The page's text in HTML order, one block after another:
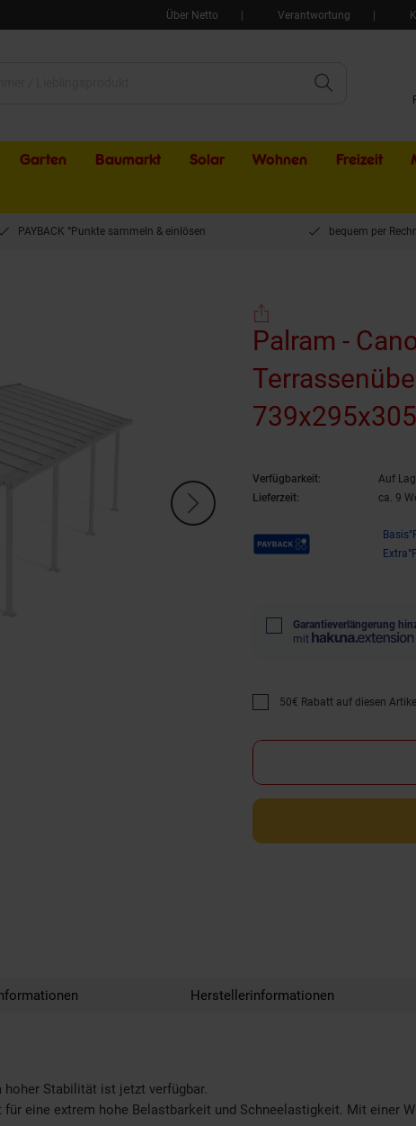
Über Netto Verantwortung
Garten Baumarkt Solar Wohnen Freizeit
PAYBACK °Punkte sammeln & einlösen bequem per
Palram -
Verfügbarkeit:
Auf
Lieferzeit:
ca. 9
Payback Punkte
Garantieverlängerung
mit
Promotion "50€ Rabatt auf
50€ Rabatt auf diesen
Herstellerinformationen
Stabilität ist jetzt verfügbar.
eine extrem hohe Belastbarkeit und Schneelastigkeit. Mit einer